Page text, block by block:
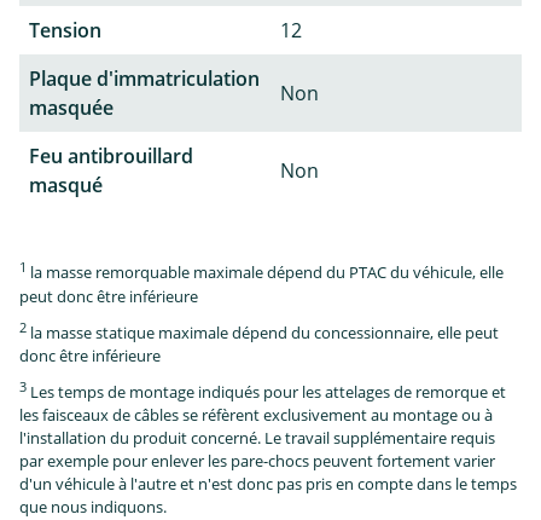
Tension
12
Plaque d'immatriculation
masquée
Non
Feu antibrouillard
masqué
Non
1 la masse remorquable maximale dépend du PTAC du véhicule, elle
peut donc être inférieure
2 la masse statique maximale dépend du concessionnaire, elle peut
donc être inférieure
3 Les temps de montage indiqués pour les attelages de remorque et
les faisceaux de câbles se réfèrent exclusivement au montage ou à
l'installation du produit concerné. Le travail supplémentaire requis
par exemple pour enlever les pare-chocs peuvent fortement varier
d'un véhicule à l'autre et n'est donc pas pris en compte dans le temps
que nous indiquons.